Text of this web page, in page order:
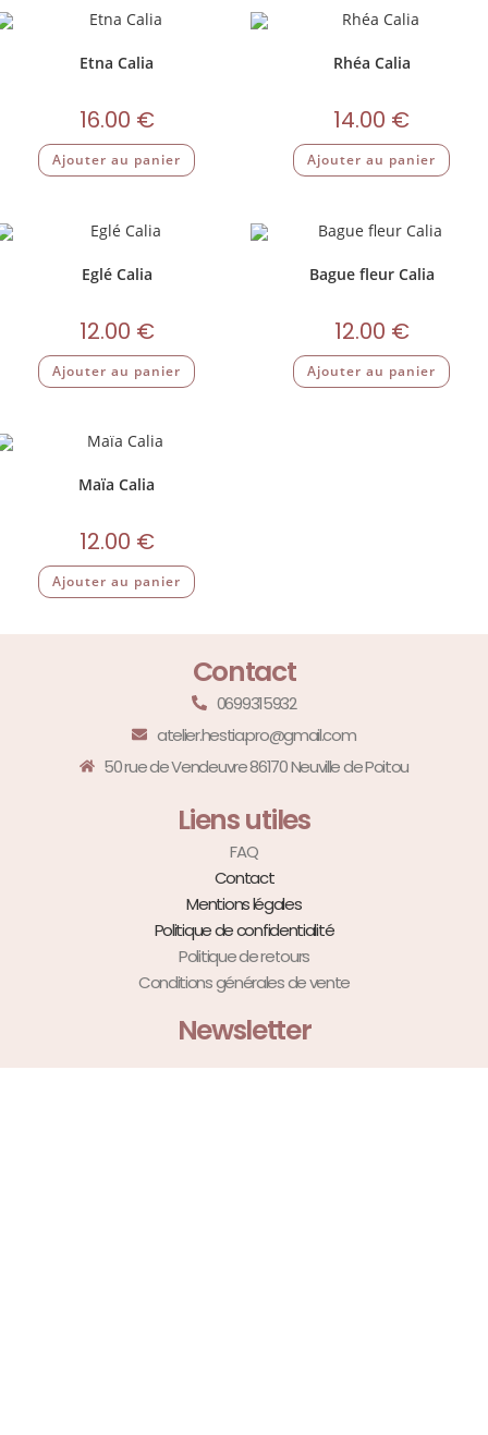
Etna Calia
16.00 €
Ajouter au panier
Rhéa Calia
14.00 €
Ajouter au panier
Eglé Calia
12.00 €
Ajouter au panier
Bague fleur Calia
12.00 €
Ajouter au panier
Maïa Calia
12.00 €
Ajouter au panier
Contact
0699315932
atelier.hestia.pro@gmail.com
50 rue de Vendeuvre 86170 Neuville de Poitou
Liens utiles
FAQ
Contact
Mentions légales
Politique de confidentialité
Politique de retours
Conditions générales de vente
Newsletter